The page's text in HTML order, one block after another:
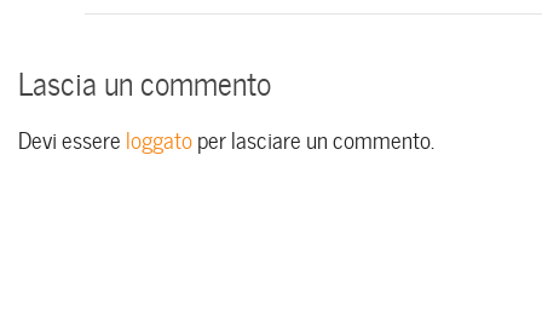
Lascia un commento
Devi essere loggatoper lasciare un commento.